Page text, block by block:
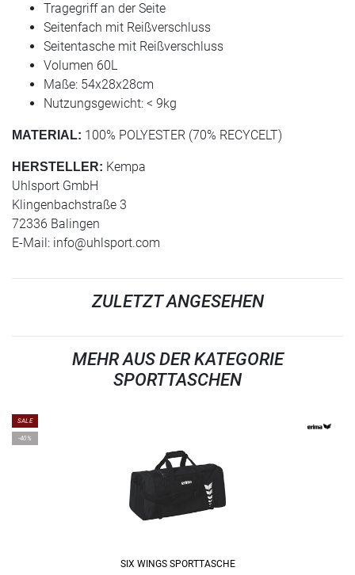
Tragegriff an der Seite
Seitenfach mit Reißverschluss
Seitentasche mit Reißverschluss
Volumen 60L
Maße: 54x28x28cm
Nutzungsgewicht: < 9kg
MATERIAL: 100% POLYESTER (70% RECYCELT)
HERSTELLER: Kempa
Uhlsport GmbH
Klingenbachstraße 3
72336 Balingen
E-Mail: info@uhlsport.com
ZULETZT ANGESEHEN
MEHR AUS DER KATEGORIE
SPORTTASCHEN
SALE
-40%
SIX WINGS SPORTTASCHE